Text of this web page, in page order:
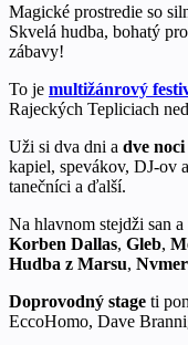
Magické prostredie so
Skvelá hudba, bohatý
zábavy!
To je multižánrový
Rajeckých Tepliciach
Uži si dva dni a dve
kapiel, spevákov, DJ-ov
tanečníci a ďalší.
Na hlavnom stejdži san a
Korben Dallas, Gleb,
Hudba z Marsu,
Doprovodný stage ti
EccoHomo, Dave